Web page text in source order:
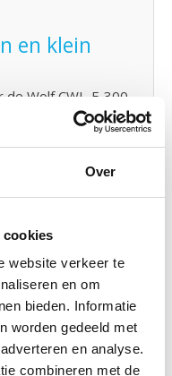
Over
cookies
website verkeer te
en om
bieden. Informatie
worden gedeeld met
en analyse.
combineren met de
en klein
Wolf CWL-F-300
vervangen en in uw
vervangen. U kunt
uitvoeren door
G3 prijs
van 92%. De
de gestelde
en 90% zijn. Dat
een hogere